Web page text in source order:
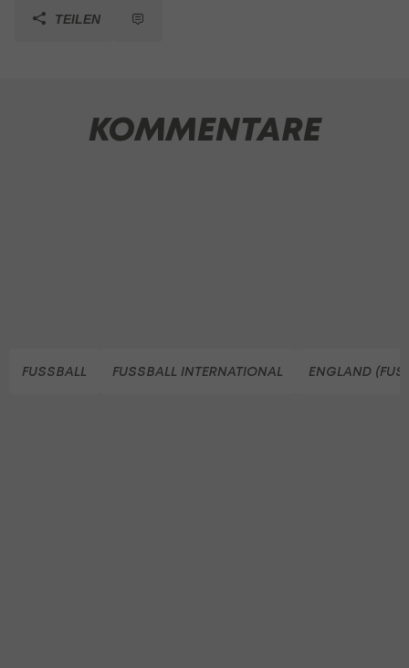
TEILEN
KOMMENTARE
FUSSBALL FUSSBALL INTERNATIONAL ENGLAND